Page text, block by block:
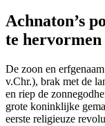
Achnaton’s
te hervormen
De zoon en
v.Chr.), brak met de
en riep de
grote koninklijke
eerste religieuze